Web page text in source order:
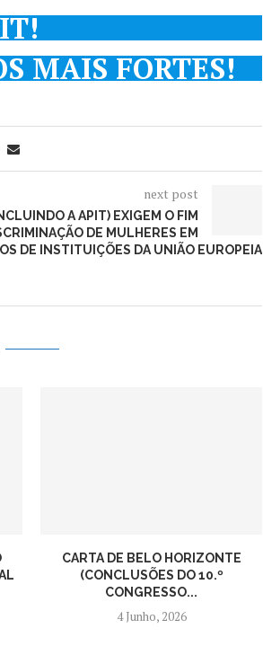
MAIS FORTES!
next post
A APIT) EXIGEM O FIM
DE MULHERES EM
DE INSTITUIÇÕES DA UNIÃO EUROPEIA
CARTA DE BELO HORIZONTE
(CONCLUSÕES DO 10.º
CONGRESSO...
4 Junho, 2026